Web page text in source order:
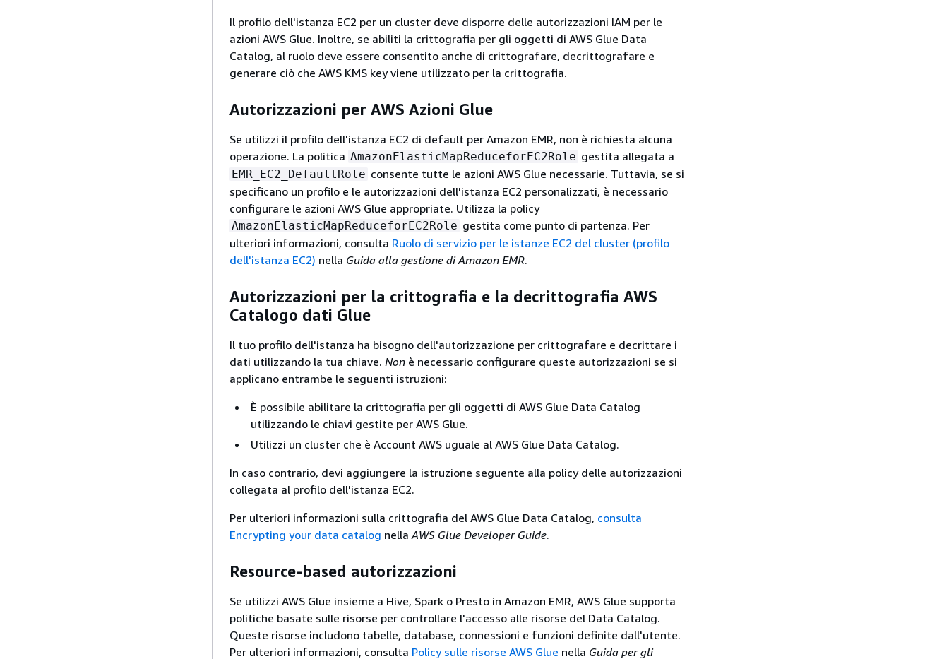
Il profilo dell'istanza EC2 per un cluster deve disporre delle autorizzazioni IAM per le
azioni AWS Glue. Inoltre, se abiliti la crittografia per gli oggetti di AWS Glue Data
Catalog, al ruolo deve essere consentito anche di crittografare, decrittografare e
generare ciò che AWS KMS key viene utilizzato per la crittografia.
Autorizzazioni per AWS Azioni Glue
Se utilizzi il profilo dell'istanza EC2 di default per Amazon EMR, non è richiesta alcuna
operazione. La politica AmazonElasticMapReduceforEC2Role gestita allegata a
EMR_EC2_DefaultRole consente tutte le azioni AWS Glue necessarie. Tuttavia, se si
specificano un profilo e le autorizzazioni dell'istanza EC2 personalizzati, è necessario
configurare le azioni AWS Glue appropriate. Utilizza la policy
AmazonElasticMapReduceforEC2Role gestita come punto di partenza. Per
ulteriori informazioni, consulta Ruolo di servizio per le istanze EC2 del cluster (profilo
dell'istanza EC2) nella Guida alla gestione di Amazon EMR.
Autorizzazioni per la crittografia e la decrittografia AWS
Catalogo dati Glue
Il tuo profilo dell'istanza ha bisogno dell'autorizzazione per crittografare e decrittare i
dati utilizzando la tua chiave. Non è necessario configurare queste autorizzazioni se si
applicano entrambe le seguenti istruzioni:
È possibile abilitare la crittografia per gli oggetti di AWS Glue Data Catalog
utilizzando le chiavi gestite per AWS Glue.
Utilizzi un cluster che è Account AWS uguale al AWS Glue Data Catalog.
In caso contrario, devi aggiungere la istruzione seguente alla policy delle autorizzazioni
collegata al profilo dell'istanza EC2.
Per ulteriori informazioni sulla crittografia del AWS Glue Data Catalog, consulta
Encrypting your data catalog nella AWS Glue Developer Guide.
Resource-based autorizzazioni
Se utilizzi AWS Glue insieme a Hive, Spark o Presto in Amazon EMR, AWS Glue supporta
politiche basate sulle risorse per controllare l'accesso alle risorse del Data Catalog.
Queste risorse includono tabelle, database, connessioni e funzioni definite dall'utente.
Per ulteriori informazioni, consulta Policy sulle risorse AWS Glue nella Guida per gli